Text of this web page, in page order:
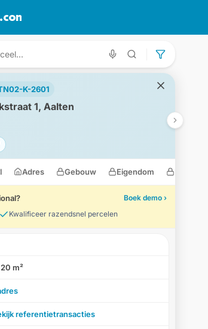
K-2601
1, Aalten
Adres Gebouw Eigendom
Boek demo ›
Kwalificeer razendsnel percelen
m²
referentietransacties